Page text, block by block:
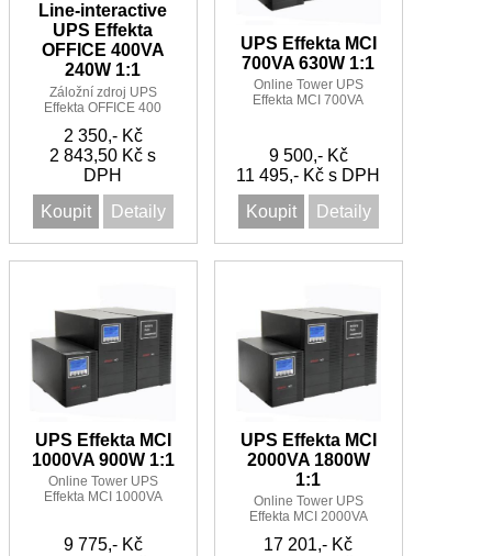
Line-interactive
UPS Effekta
OFFICE 400VA
240W 1:1
Záložní zdroj UPS
Effekta OFFICE 400
UPS 400VA/240W 1:1 5
minut
2 350,- Kč
2 843,50 Kč s
DPH
Koupit
Detaily
UPS Effekta MCI
700VA 630W 1:1
Online Tower UPS
Effekta MCI 700VA
9 500,- Kč
11 495,- Kč s DPH
Koupit
Detaily
UPS Effekta MCI
1000VA 900W 1:1
Online Tower UPS
Effekta MCI 1000VA
9 775,- Kč
UPS Effekta MCI
2000VA 1800W
1:1
Online Tower UPS
Effekta MCI 2000VA
17 201,- Kč